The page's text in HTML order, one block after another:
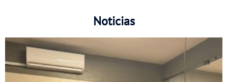
Noticias